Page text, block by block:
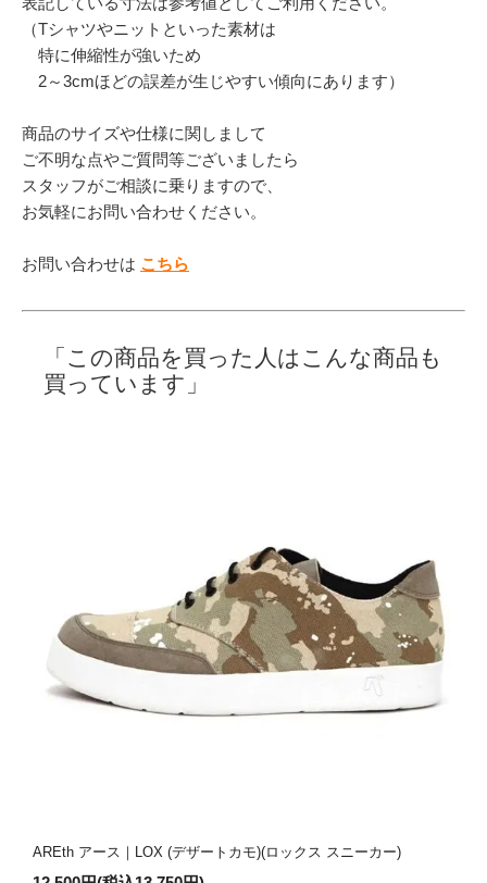
（Tシャツやニットといった素材は
特に伸縮性が強いため
2～3cmほどの誤差が生じやすい傾向にあります）
商品のサイズや仕様に関しまして
ご不明な点やご質問等ございましたら
スタッフがご相談に乗りますので、
お気軽にお問い合わせください。
お問い合わせは こちら
「この商品を買った人はこんな商品も
買っています」
AREth アース｜LOX (デザートカモ)(ロックス スニーカー)